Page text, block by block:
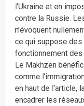
l’Ukraine et en
contre la Russie.
n’évoquent
ce qui suppose
fonctionnement
Le Makhzen
comme
en haut de l’article,
encadrer les